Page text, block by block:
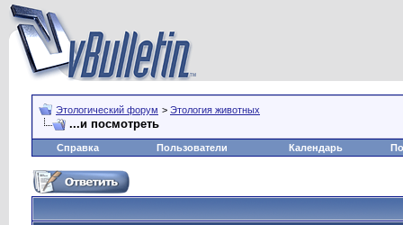
Этологический форум > Этология животных
...и посмотреть
Справка Пользователи Календарь